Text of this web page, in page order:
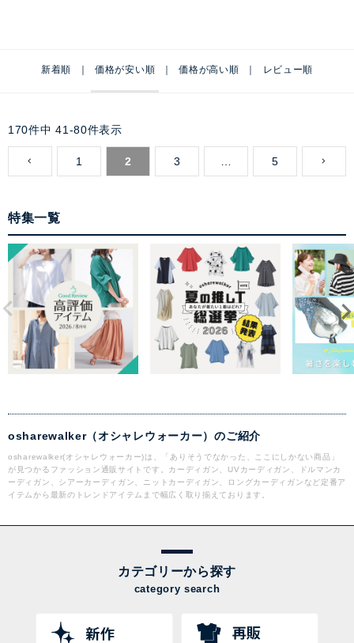
新着順 価格が安い順 価格が高い順 レビュー順
170件中 41 -80件表示
1 2 3 5
特集一覧
osharewalker（オシャレウォーカー）のご紹介
osharewalker(オシャレウォーカー)は、「ありそうでなかった、ここにしかない商品」
が見つかるファッション通販サイトです。カーディガン、UVカーディガン、ドルマンカ
ーディガン、シアーカーディガン、ニットカーディガン、ロングカーディガンなど定番ア
イテムから最新のトレンドアイテムまで幅広く取り揃えております。
カテゴリーから探す
category search